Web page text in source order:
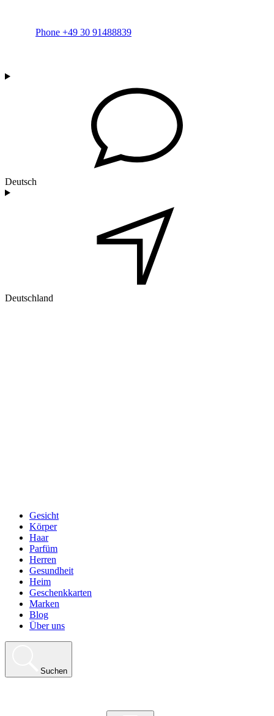
Phone +49 30 91488839
Deutsch
Deutschland
Gesicht
Körper
Haar
Parfüm
Herren
Gesundheit
Heim
Geschenkkarten
Marken
Blog
Über uns
Suchen